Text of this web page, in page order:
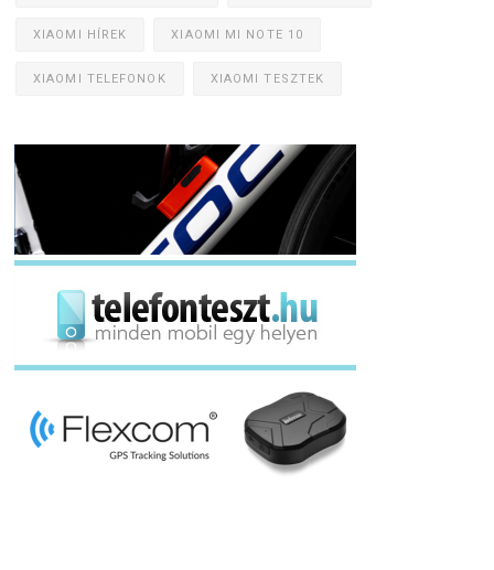
XIAOMI HÍREK XIAOMI MI NOTE 10
XIAOMI TELEFONOK XIAOMI TESZTEK